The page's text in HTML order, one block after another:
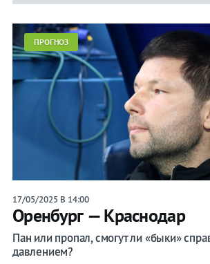
ПРОГНОЗ
17/05/2025 В 14:00
Оренбург — Краснодар
Пан или пропал, смогут ли «быки»
давлением?